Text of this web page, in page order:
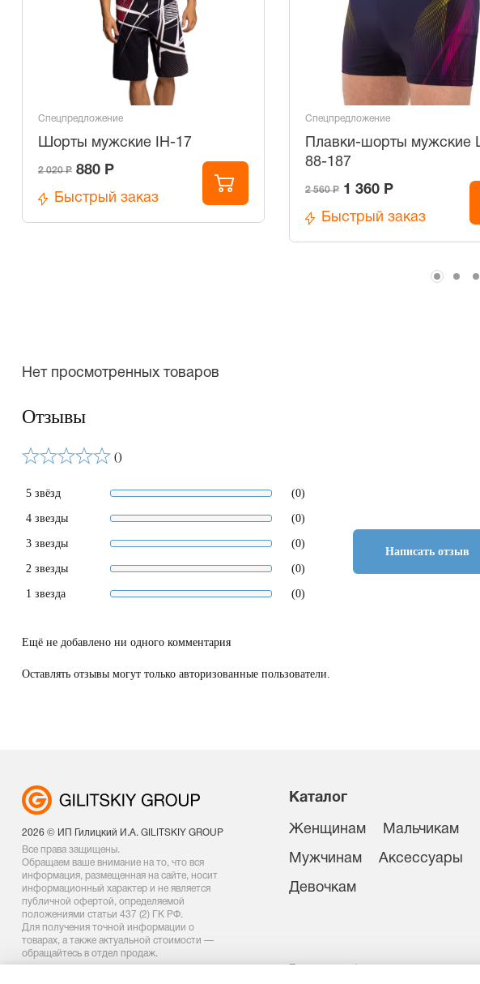
Спецпредложение
Шорты мужские IH-17
2 020 Р 880 Р
Быстрый заказ
Спецпредложение
Плавки-шорты мужские
88-187
2 560 Р 1 360 Р
Быстрый заказ
Нет просмотренных товаров
Отзывы
()
5 звёзд (0)
4 звезды (0)
3 звезды (0)
2 звезды (0)
1 звезда (0)
Написать отзыв
Ещё не добавлено ни одного комментария
Оставлять отзывы могут только авторизованные пользователи.
2026 © ИП Гилицкий И.А. GILITSKIY GROUP
Все права защищены.
Обращаем ваше внимание на то, что вся
информация, размещенная на сайте, носит
информационный характер и не является
публичной офертой, определяемой
положениями статьи 437 (2) ГК РФ.
Для получения точной информации о
товарах, а также актуальной стоимости —
обращайтесь в отдел продаж.
Каталог
Женщинам Мальчикам
Мужчинам Аксессуары
Девочкам